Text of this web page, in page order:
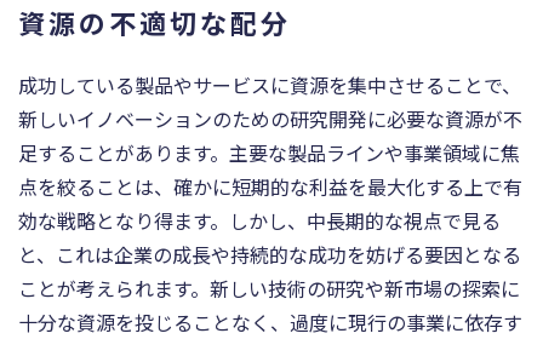
資源の不適切な配分
成功している製品やサービスに資源を集中させることで、
新しいイノベーションのための研究開発に必要な資源が不
足することがあります。主要な製品ラインや事業領域に焦
点を絞ることは、確かに短期的な利益を最大化する上で有
効な戦略となり得ます。しかし、中長期的な視点で見る
と、これは企業の成長や持続的な成功を妨げる要因となる
ことが考えられます。新しい技術の研究や新市場の探索に
十分な資源を投じることなく、過度に現行の事業に依存す